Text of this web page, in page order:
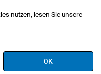
nutzen, lesen Sie unsere
OK